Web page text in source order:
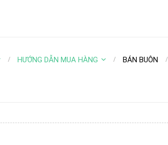
HƯỚNG DẪN MUA HÀNG BÁN BUÔN